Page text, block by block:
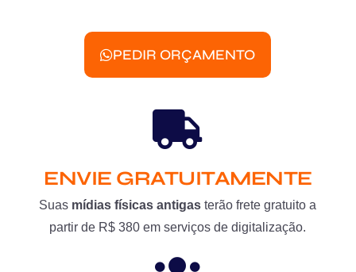
PEDIR ORÇAMENTO
ENVIE GRATUITAMENTE
Suas mídias físicas antigas terão frete gratuito a
partir de R$ 380 em serviços de digitalização.